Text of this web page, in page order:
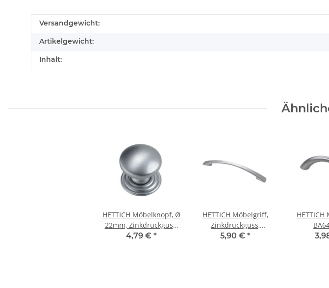
Produkteigenschaft
Wert
Versandgewicht:
Artikelgewicht:
Inhalt:
HETTICH Möbelknopf, Ø
22mm, Zinkdruckguss,
Aluminium-Optik
4,79 € *
HETTICH Möbelgriff,
Zinkdruckguss,
Aluminium-Optik, BA
5,90 € *